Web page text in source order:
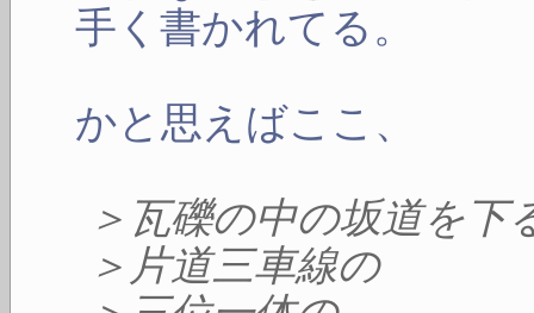
手く書かれてる。
かと思えばここ、
＞瓦礫の中の坂道を下
＞片道三車線の